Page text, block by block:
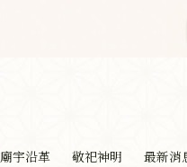
廟宇沿革 敬祀神明 最新消